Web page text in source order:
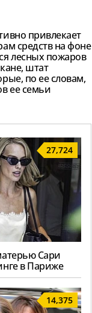
привлекает
средств на фоне
лесных пожаров
штат
по ее словам,
ее семьи
27,724
Сари
в Париже
14,375